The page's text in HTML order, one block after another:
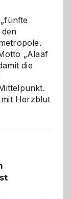
„Alaaf
die
Herzblut